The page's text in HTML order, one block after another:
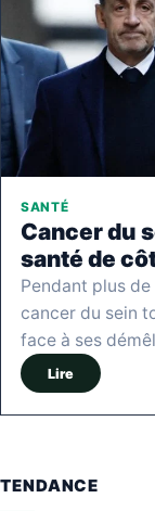
SANTÉ
Cancer du
santé de
Pendant plus
cancer du sein
face à ses
Lire
TENDANCE